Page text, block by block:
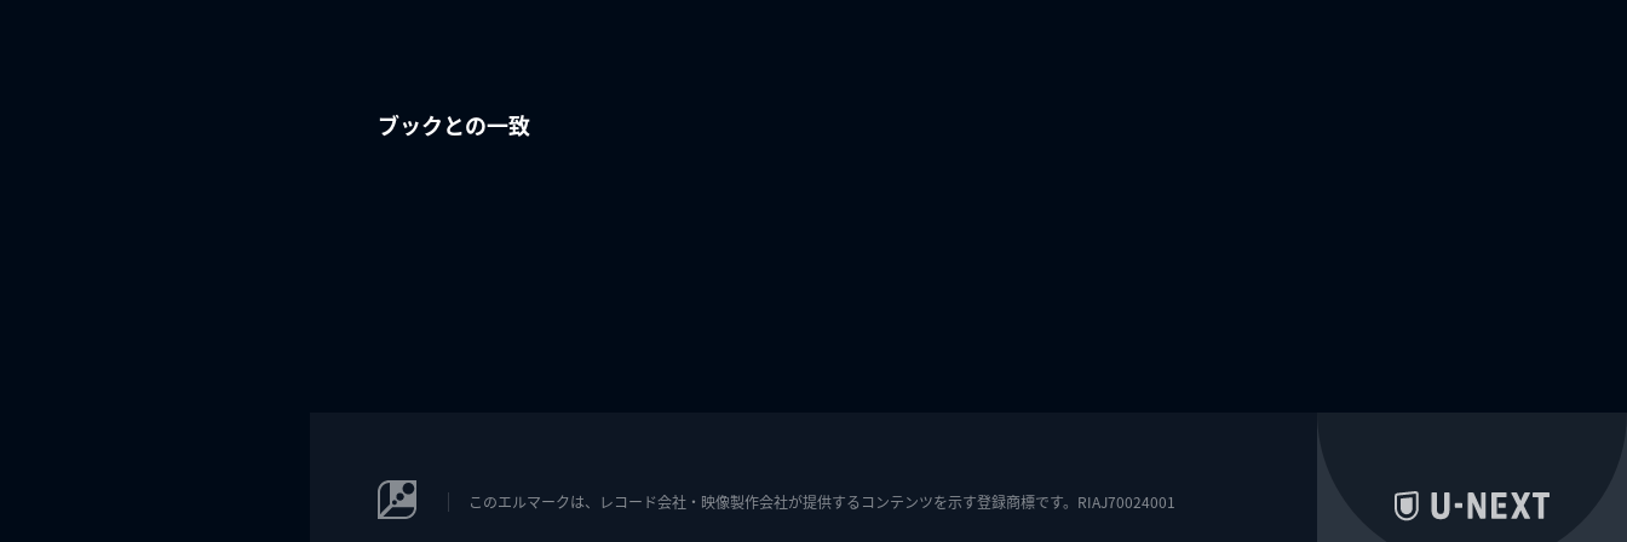
ブックとの一致
このエルマークは、レコード会社・映像製作会社が提供するコンテンツを示す登録商標です。RIAJ70024001